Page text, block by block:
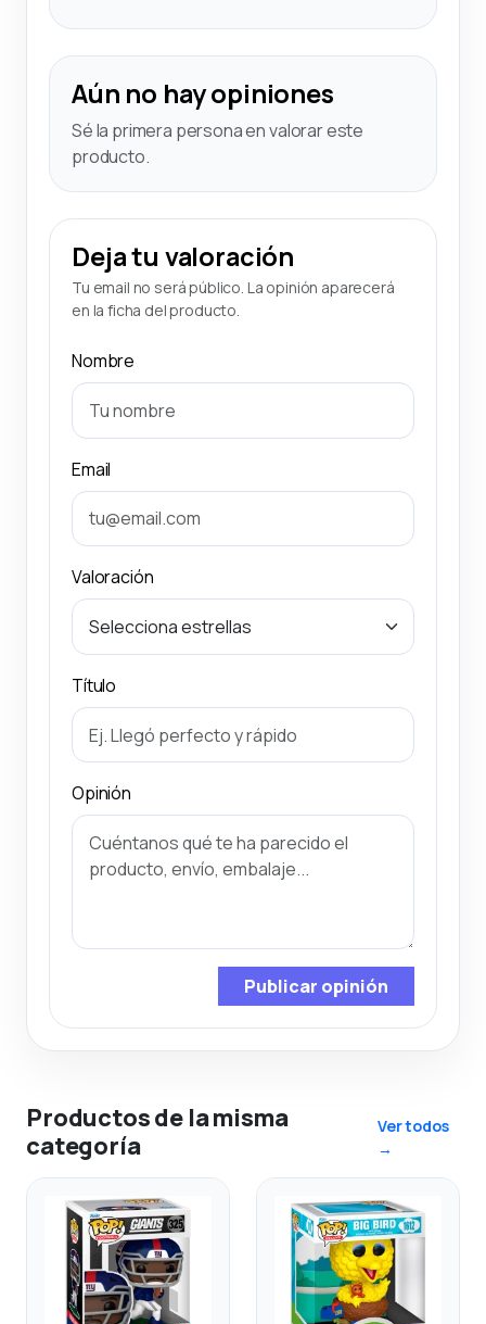
Aún no hay opiniones
Sé la primera persona en valorar este
producto.
Deja tu valoración
Tu email no será público. La opinión aparecerá
en la ficha del producto.
Nombre
Email
Valoración
Título
Opinión
Publicar opinión
Productos de la misma
categoría
Ver todos
→